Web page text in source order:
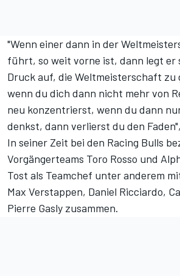
"Wenn einer dann in der
führt, so weit vorne ist, dann legt er
Druck auf, die Weltmeisterschaft zu
wenn du dich dann nicht mehr von
neu konzentrierst, wenn du dann
denkst, dann verlierst du den
In seiner Zeit bei den Racing Bulls
Vorgängerteams Toro Rosso und
Tost als Teamchef unter anderem
Max Verstappen, Daniel Ricciardo,
Pierre Gasly zusammen.